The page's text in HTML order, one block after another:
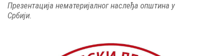
Презентација нематеријалног наслеђа општина у
Србији.